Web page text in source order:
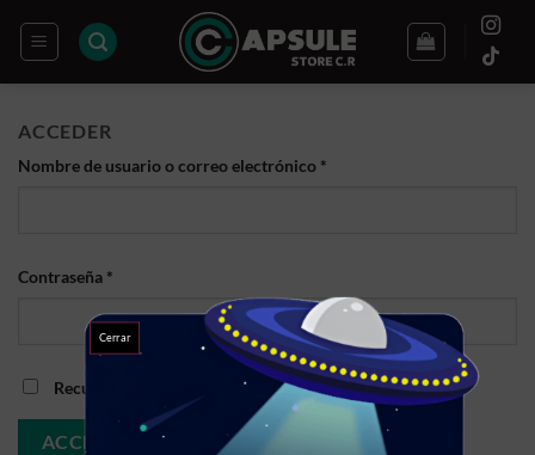
ACCEDER
Nombre de usuario o correo electrónico *
Contraseña *
Recuérdame
ACCESO
Cerrar